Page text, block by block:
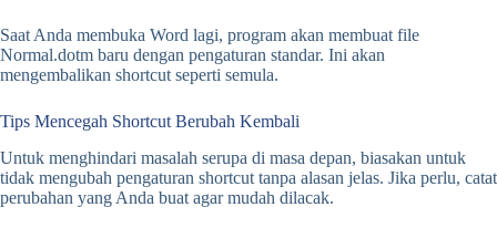
Saat Anda membuka Word lagi, program akan membuat file
Normal.dotm baru dengan pengaturan standar. Ini akan
mengembalikan shortcut seperti semula.
Tips Mencegah Shortcut Berubah Kembali
Untuk menghindari masalah serupa di masa depan, biasakan untuk
tidak mengubah pengaturan shortcut tanpa alasan jelas. Jika perlu, catat
perubahan yang Anda buat agar mudah dilacak.